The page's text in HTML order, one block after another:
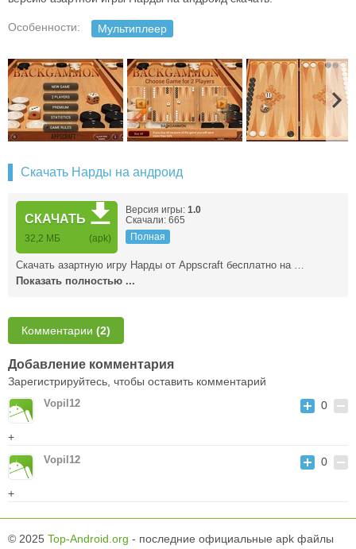
Особенности: Мультиплеер
Скачать Нарды на андроид
СКАЧАТЬ
32,2 МБ (apk)
Версия игры: 1.0
Скачали: 665
Полная
Скачать азартную игру Нарды от Appscraft бесплатно на …
Показать полностью ...
Комментарии (2)
Добавление комментария
Зарегистрируйтесь, чтобы оставить комментарий
Vopil12 0
+
Vopil12 0
+
© 2025 Top-Android.org - последние официальные apk файлы